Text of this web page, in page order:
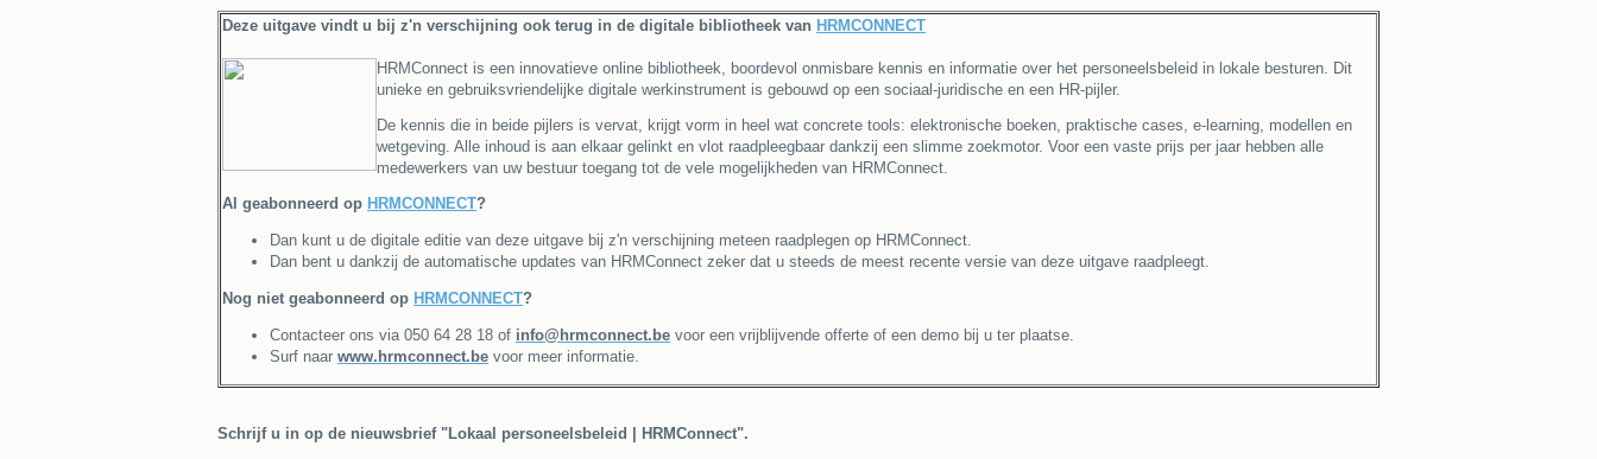
Deze uitgave vindt u bij z'n verschijning ook terug in de digitale bibliotheek van HRMCONNECT
HRMConnect is een innovatieve online bibliotheek, boordevol onmisbare kennis en informatie over het personeelsbeleid in lokale besturen. Dit
unieke en gebruiksvriendelijke digitale werkinstrument is gebouwd op een sociaal-juridische en een HR-pijler.
De kennis die in beide pijlers is vervat, krijgt vorm in heel wat concrete tools: elektronische boeken, praktische cases, e-learning, modellen en
wetgeving. Alle inhoud is aan elkaar gelinkt en vlot raadpleegbaar dankzij een slimme zoekmotor. Voor een vaste prijs per jaar hebben alle
medewerkers van uw bestuur toegang tot de vele mogelijkheden van HRMConnect.
Al geabonneerd op HRMCONNECT?
Dan kunt u de digitale editie van deze uitgave bij z'n verschijning meteen raadplegen op HRMConnect.
Dan bent u dankzij de automatische updates van HRMConnect zeker dat u steeds de meest recente versie van deze uitgave raadpleegt.
Nog niet geabonneerd op HRMCONNECT?
Contacteer ons via 050 64 28 18 of info@hrmconnect.be voor een vrijblijvende offerte of een demo bij u ter plaatse.
Surf naar www.hrmconnect.be voor meer informatie.
Schrijf u in op de nieuwsbrief "Lokaal personeelsbeleid | HRMConnect".